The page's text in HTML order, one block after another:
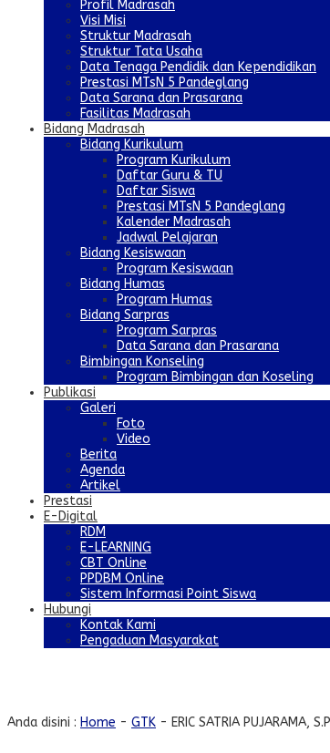
Profil Madrasah
Visi Misi
Struktur Madrasah
Struktur Tata Usaha
Data Tenaga Pendidik dan Kependidikan
Prestasi MTsN 5 Pandeglang
Data Sarana dan Prasarana
Fasilitas Madrasah
Bidang Madrasah
Bidang Kurikulum
Program Kurikulum
Daftar Guru & TU
Daftar Siswa
Prestasi MTsN 5 Pandeglang
Kalender Madrasah
Jadwal Pelajaran
Bidang Kesiswaan
Program Kesiswaan
Bidang Humas
Program Humas
Bidang Sarpras
Program Sarpras
Data Sarana dan Prasarana
Bimbingan Konseling
Program Bimbingan dan Koseling
Publikasi
Galeri
Foto
Video
Berita
Agenda
Artikel
Prestasi
E-Digital
RDM
E-LEARNING
CBT Online
PPDBM Online
Sistem Informasi Point Siswa
Hubungi
Kontak Kami
Pengaduan Masyarakat
Anda disini : Home - GTK - ERIC SATRIA PUJARAMA,